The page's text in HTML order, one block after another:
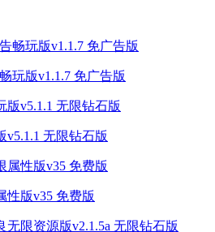
玩版v1.1.7 免广告版
v5.1.1 无限钻石版
性版v35 免费版